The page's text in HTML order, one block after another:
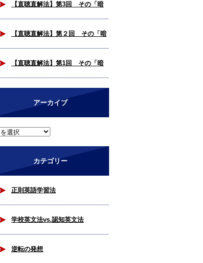
解法」とは？
【直聴直解法】第3回 その「暗
号解読」、いつまで続けますか？
（完結編）
【直聴直解法】第２回 その「暗
号解読」、いつまで続けますか？
【直聴直解法】第1回 その「暗
号解読」、いつまで続けますか？
アーカイブ
カテゴリー
正則英語学習法
学校英文法vs.認知英文法
逆転の発想